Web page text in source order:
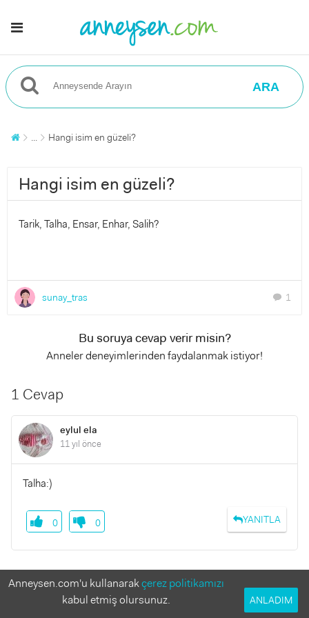
ARA
... Hangi isim en güzeli?
Hangi isim en güzeli?
Tarik, Talha, Ensar, Enhar, Salih?
sunay_tras chat 1
Bu soruya cevap verir misin?
Anneler deneyimlerinden faydalanmak istiyor!
1 Cevap
eylul ela
11 yıl önce
Talha:)
YANITLA
0 0
Benzer Sorular
Anneysen.com'u kullanarakçerez politikamızı
kabul etmiş olursunuz.
ANLADIM